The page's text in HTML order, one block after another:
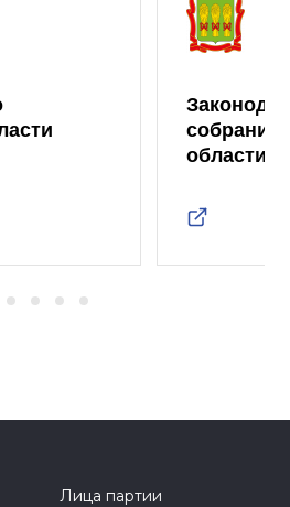
собрание
области
Лица партии